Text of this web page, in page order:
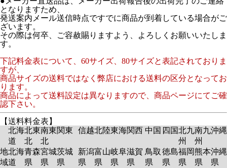
となりますため、
発送案内メール送信時点ですでに商品が到着している場合がご
ざいます。
その際は何卒、ご容赦賜りますよう、よろしくお願いいたしま
す。
下記料金表について、60サイズ、80サイズと表記されておりま
すが、
商品サイズの送料ではなく弊店における送料の区分となってお
ります。
商品によって送料設定は異なりますので、商品ページにてご確
認下さい。
【送料料金表】
北海
道
北東
北
南東
北
関東 信越北陸東海関西 中国 四国北九
州
南九
州
沖縄
地
域
北海
道
青森
県
宮城
県
茨城
県
新潟
県
富山
県
岐阜
県
滋賀
県
鳥取
県
徳島
県
福岡
県
熊本
県
沖縄
県